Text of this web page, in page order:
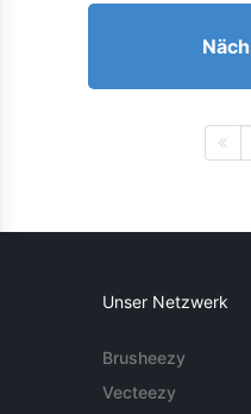
Unser Netzwerk
Brusheezy
Vecteezy